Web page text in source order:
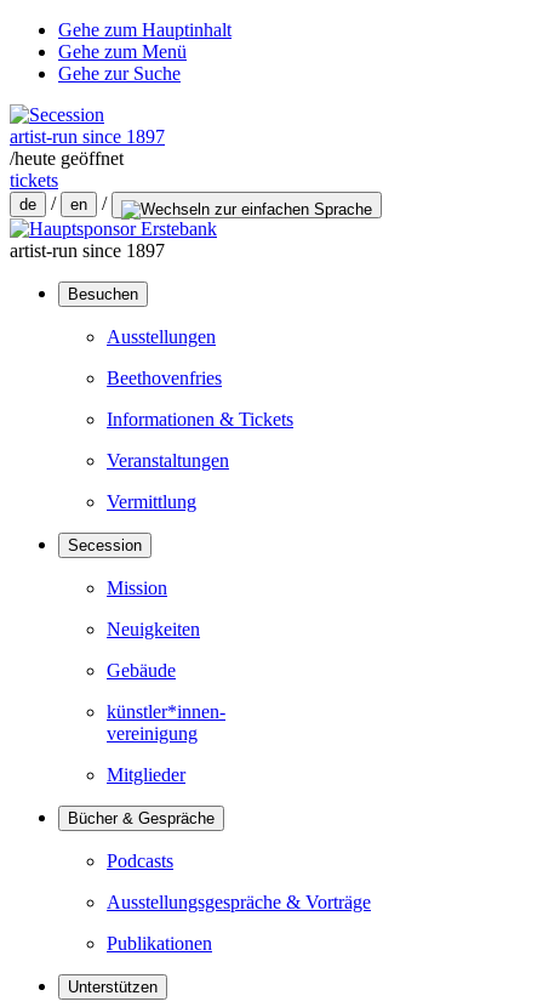
Gehe zum Hauptinhalt
Gehe zum Menü
Gehe zur Suche
artist-run since 1897
/heute geöffnet
tickets
de / en /
artist-run since 1897
Besuchen
Ausstellungen
Beethovenfries
Informationen & Tickets
Veranstaltungen
Vermittlung
Secession
Mission
Neuigkeiten
Gebäude
künstler*innen-
vereinigung
Mitglieder
Bücher & Gespräche
Podcasts
Ausstellungsgespräche & Vorträge
Publikationen
Unterstützen